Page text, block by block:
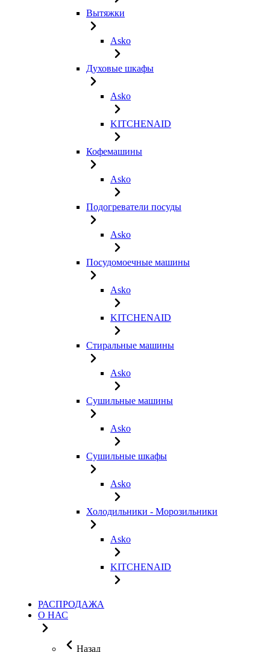
Вытяжки
Asko
Духовые шкафы
Asko
KITCHENAID
Кофемашины
Asko
Подогреватели посуды
Asko
Посудомоечные машины
Asko
KITCHENAID
Стиральные машины
Asko
Сушильные машины
Asko
Сушильные шкафы
Asko
Холодильники - Морозильники
Asko
KITCHENAID
РАСПРОДАЖА
О НАС
Назад